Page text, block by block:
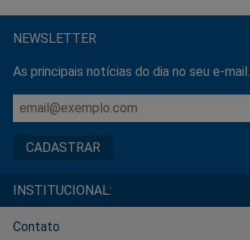
NEWSLETTER
As principais notícias do dia no seu e-mail.
INSTITUCIONAL:
Contato